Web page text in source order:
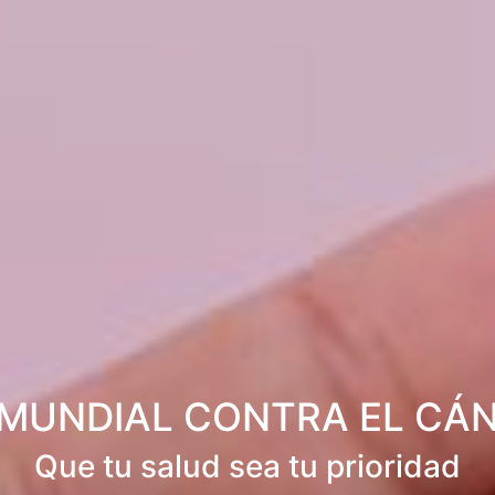
CONTRA EL
Que tu salud sea tu prioridad